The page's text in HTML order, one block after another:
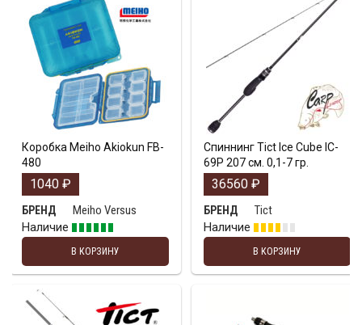
Коробка Meiho Akiokun FB-
480
1040 ₽
БРЕНД
Meiho Versus
Наличие
В КОРЗИНУ
Спиннинг Tict Ice Cube IC-
69P 207 см. 0,1-7 гр.
36560 ₽
БРЕНД
Tict
Наличие
В КОРЗИНУ